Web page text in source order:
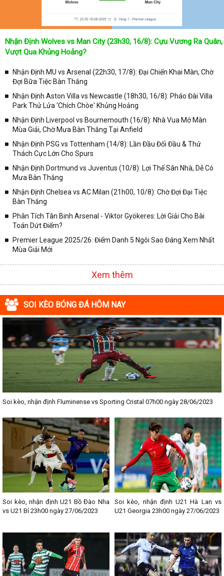
Nhận Định Wolves vs Man City (23h30, 16/8): Cựu Vương Ra Quân,
Vượt Qua Khủng Hoảng?
Nhận Định MU vs Arsenal (22h30, 17/8): Đại Chiến Khai Màn, Chờ
Đợi Bữa Tiệc Bàn Thắng
Nhận Định Aston Villa vs Newcastle (18h30, 16/8): Pháo Đài Villa
Park Thử Lửa 'Chích Chòe' Khủng Hoảng
Nhận Định Liverpool vs Bournemouth (16/8): Nhà Vua Mở Màn
Mùa Giải, Chờ Mưa Bàn Thắng Tại Anfield
Nhận Định PSG vs Tottenham (14/8): Lần Đầu Đối Đầu & Thử
Thách Cực Lớn Cho Spurs
Nhận Định Dortmund vs Juventus (10/8): Lợi Thế Sân Nhà, Dễ Có
Mưa Bàn Thắng
Nhận Định Chelsea vs AC Milan (21h00, 10/8): Chờ Đợi Đại Tiệc
Bàn Thắng
Phân Tích Tân Binh Arsenal - Viktor Gyökeres: Lời Giải Cho Bài
Toán Dứt Điểm?
Premier League 2025/26: Điểm Danh 5 Ngôi Sao Đáng Xem Nhất
Mùa Giải Mới
Xem thêm
SOI KÈO BÓNG ĐÁ HÔM NAY
Soi kèo, nhận định Fluminense vs Sporting Cristal 07h00 ngày 28/06/2023
Soi kèo, nhận định U21 Bồ Đào Nha
vs U21 Bỉ 23h00 ngày 27/06/2023
Soi kèo, nhận định U21 Hà Lan vs
U21 Georgia 23h00 ngày 27/06/2023